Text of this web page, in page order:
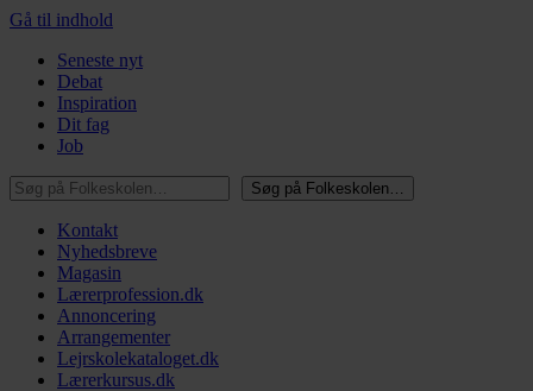
Gå til indhold
Seneste nyt
Debat
Inspiration
Dit fag
Job
Søg på Folkeskolen…
Søg på Folkeskolen…
Kontakt
Nyhedsbreve
Magasin
Lærerprofession.dk
Annoncering
Arrangementer
Lejrskolekataloget.dk
Lærerkursus.dk